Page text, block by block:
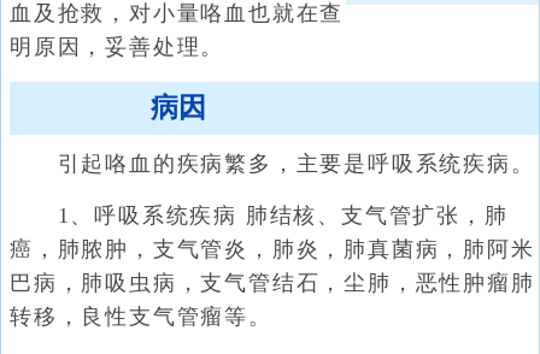
血及抢救，对小量咯血也就在查
明原因，妥善处理。
病因
引起咯血的疾病繁多，主要是呼吸系统疾病。
1、呼吸系统疾病 肺结核、支气管扩张，肺
癌，肺脓肿，支气管炎，肺炎，肺真菌病，肺阿米
巴病，肺吸虫病，支气管结石，尘肺，恶性肿瘤肺
转移，良性支气管瘤等。